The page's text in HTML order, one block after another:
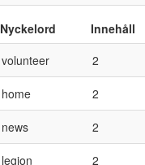
Nyckelord Innehåll
volunteer
2
home 2
news 2
legion 2